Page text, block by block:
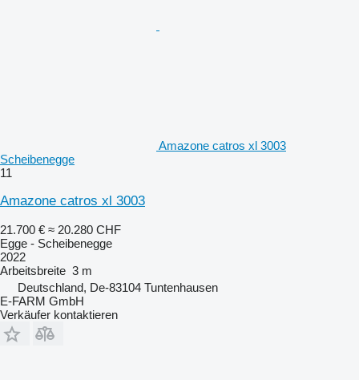
Amazone catros xl 3003
Scheibenegge
11
Amazone catros xl 3003
21.700 € ≈ 20.280 CHF
Egge - Scheibenegge
2022
Arbeitsbreite 3 m
Deutschland, De-83104 Tuntenhausen
E-FARM GmbH
Verkäufer kontaktieren